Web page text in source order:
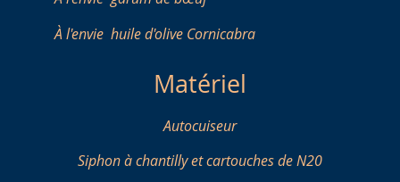
À l'envie huile d'olive Cornicabra
Matériel
Autocuiseur
Siphon à chantilly et cartouches de N20